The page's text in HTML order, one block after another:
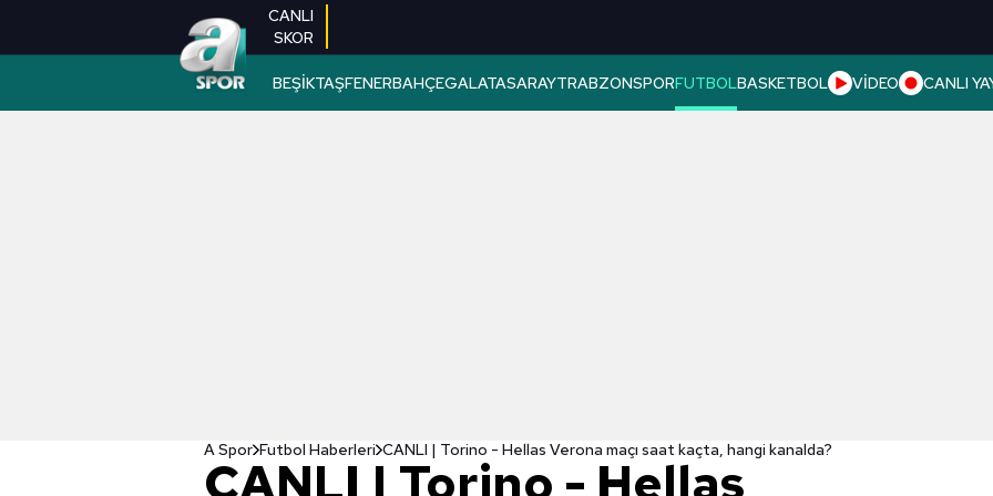
CANLI
SKOR
BEŞİKTAŞFENERBAHÇEGALATASARAYTRABZONSPORFUTBOLBASKETBOL VİDEO CANLI
A Spor Futbol Haberleri CANLI | Torino - Hellas Verona maçı saat kaçta, hangi kanalda?
CANLI | Torino - Hellas